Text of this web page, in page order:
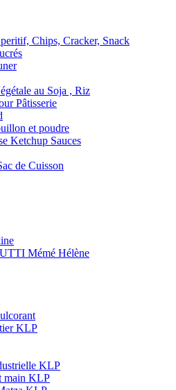
Chips, Cracker, Snack
au Soja , Riz
Pâtisserie
et poudre
Ketchup Sauces
de Cuisson
Mémé Hélène
KLP
KLP
main KLP